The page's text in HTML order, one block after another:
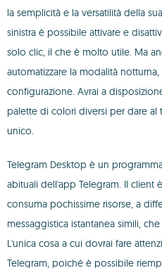
la semplicità e la versatilità della
sinistra è possibile attivare e
solo clic, il che è molto utile. Ma
automatizzare la modalità
configurazione. Avrai a
palette di colori diversi per dare
unico.
Telegram Desktop è un
abituali dell'app Telegram. Il
consuma pochissime risorse, a
messaggistica istantanea simili,
L'unica cosa a cui dovrai fare
Telegram, poiché è possibile